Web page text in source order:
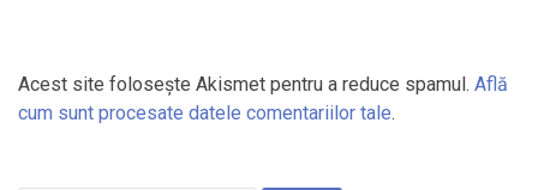
Acest site folosește Akismet pentru a reduce spamul. Află
cum sunt procesate datele comentariilor tale.